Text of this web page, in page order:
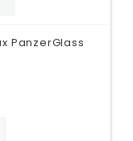
PanzerGlass